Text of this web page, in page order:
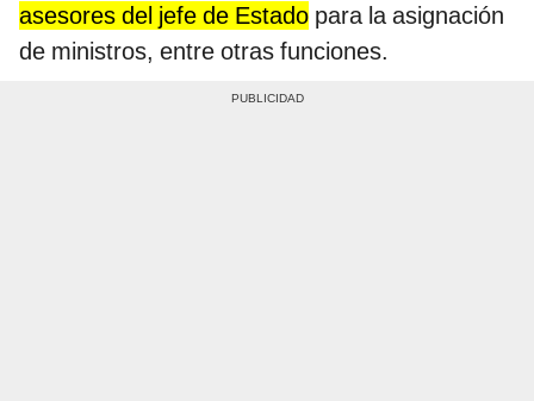
asesores del jefe de Estado para la asignación
de ministros, entre otras funciones.